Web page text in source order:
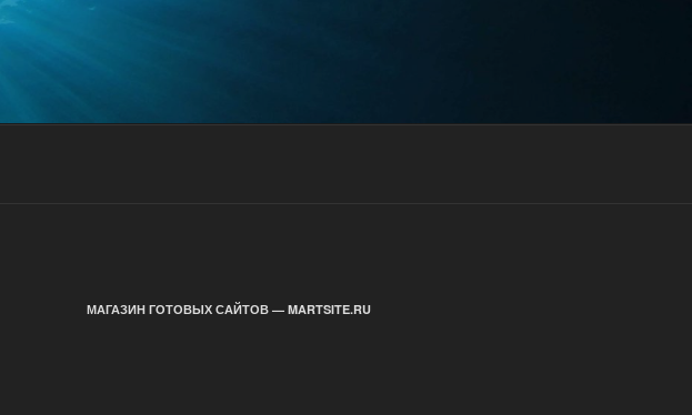
МАГАЗИН ГОТОВЫХ САЙТОВ — MARTSITE.RU